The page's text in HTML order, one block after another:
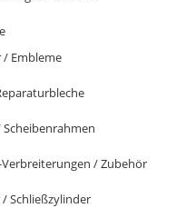
/ Embleme
Scheibenrahmen
/ Zubehör
/ Schließzylinder